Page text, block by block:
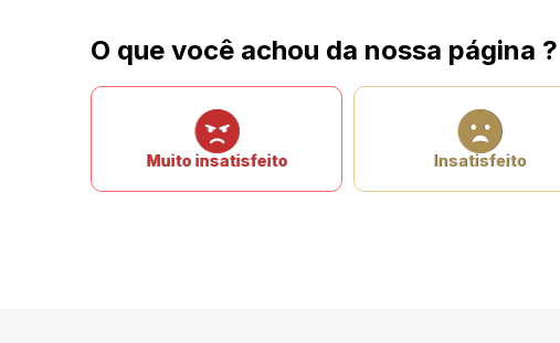
O que você achou da nossa página ?
Muito insatisfeito Insatisfeito